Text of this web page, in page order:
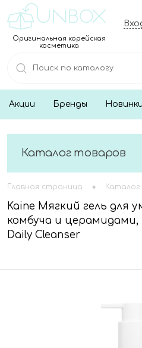
Оригинальная корейская
косметика
Акции Бренды Новинки
Каталог товаров
Главная страница •
Kaine Мягкий гель для
комбуча и церамидами,
Daily Cleanser